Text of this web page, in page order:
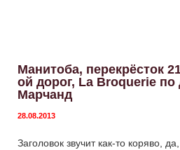
Манитоба, перекрёсток
ой дорог, La Broquerie по
Марчанд
28.08.2013
Заголовок звучит как-то коряво,